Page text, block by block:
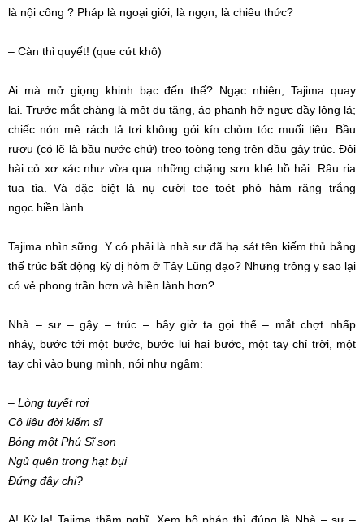
là nội công ? Pháp là ngoại giới , là ngọn, là chiêu thức?
– Càn thỉ quyết! (que cứt khô)
Ai mà mở giọng khinh bạc đến thế? Ngạc nhiên , Tajima quay
lại. Trước mắt chàng là một du tăng, áo phanh hở ngực đầy lông lá;
chiếc nón mê rách tả tơi không gói kín chỏm tóc muối tiêu. Bầu
rượu (có lẽ là bầu nước chứ) treo toòng teng trên đầu gậy trúc. Đôi
hài cỏ xơ xác như vừa qua những chặng sơn khê hồ hải. Râu ria
tua tỉa. Vàđặc biệtlà nụ cười toe toét phô hàm răng trắng
ngọc hiền lành
Tajima nhìn sững. Y có phải là nhà sư đã hạ sát tên kiếm thủ bằng
thế trúc bất động kỳ dị hôm ở Tây Lũng đạo? Nhưng trông y sao lại
có vẻ phong trần hơn và hiền lành hơn?
Nhà – sư – gậy – trúc – bây giờ ta gọi thế – mắt chợt nhấp
nháy, bước tớimột bước, bước luihai bước, một tay chỉ trời, một
tay chỉ vào bụng mình, nói như ngâm:
– Lòng tuyết rơi
Cô liêu đời kiếm sĩ
Bóng một Phú Sĩ sơn
Ngủ quên trong hạt bụi
Đứng đây chi?
A! Kỳ lạ! Tajima thầm nghĩ. Xem bộ pháp thì đúng là Nhà – sư –